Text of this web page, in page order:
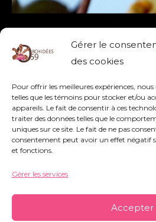
Gérer le
des cookies
Pour offrir les meilleures expériences,
telles que les témoins pour stocker et/ou
appareils. Le fait de consentir à ces
traiter des données telles que le
uniques sur ce site. Le fait de ne pas
consentement peut avoir un effet négatif
et fonctions.
Gérer les services
Accepter
GONGORA
GALEATA GONGORA
Lire la suite »
rue Nestor Bouliez -